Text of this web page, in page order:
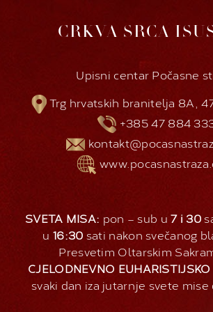
CRKVA SRCA
Upisni centar Počasne
Trg hrvatskih branitelja 8A,
+385 47 884
SVETA MISA: pon – sub u7 i 30
u16:30 sati nakon svečanog
Presvetim Oltarskim
CJELODNEVNO
svaki dan iza jutarnje svete mise